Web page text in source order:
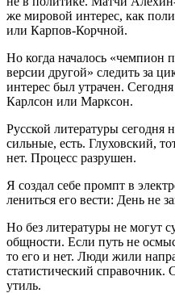
же мировой интерес, как
или Карпов-Корчной.
Но когда началось «чемпион
версии другой» следить за
интерес был утрачен.
Карлсон или Марксон.
Русской литературы сегодня
сильные, есть. Глуховский,
нет. Процесс разрушен.
Я создал себе промпт в
лениться его вести: День не
Но без литературы не могут
общности. Если путь не
то его и нет. Люди жили
статистический справочник.
утиль.